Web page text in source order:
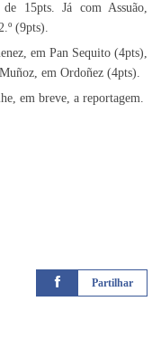
15pts. Já com Assuão,
(9pts).
em Pan Sequito (4pts),
em Ordoñez (4pts).
em breve, a reportagem.
Partilhar